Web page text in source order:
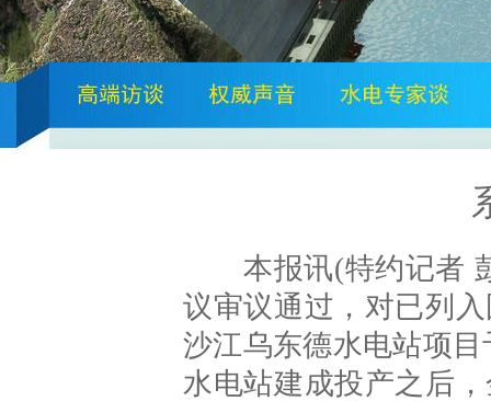
我国第三座千万
本报讯(特约记者 彭
议审议通过，对已列
沙江乌东德水电站项
水电站建成投产之后